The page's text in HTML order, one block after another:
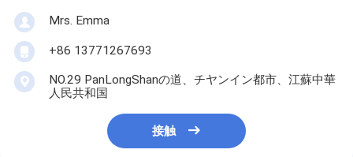
Mrs. Emma
+86 13771267693
NO.29 PanLongShanの道、チヤンイン都市、江蘇中華
人民共和国
接触